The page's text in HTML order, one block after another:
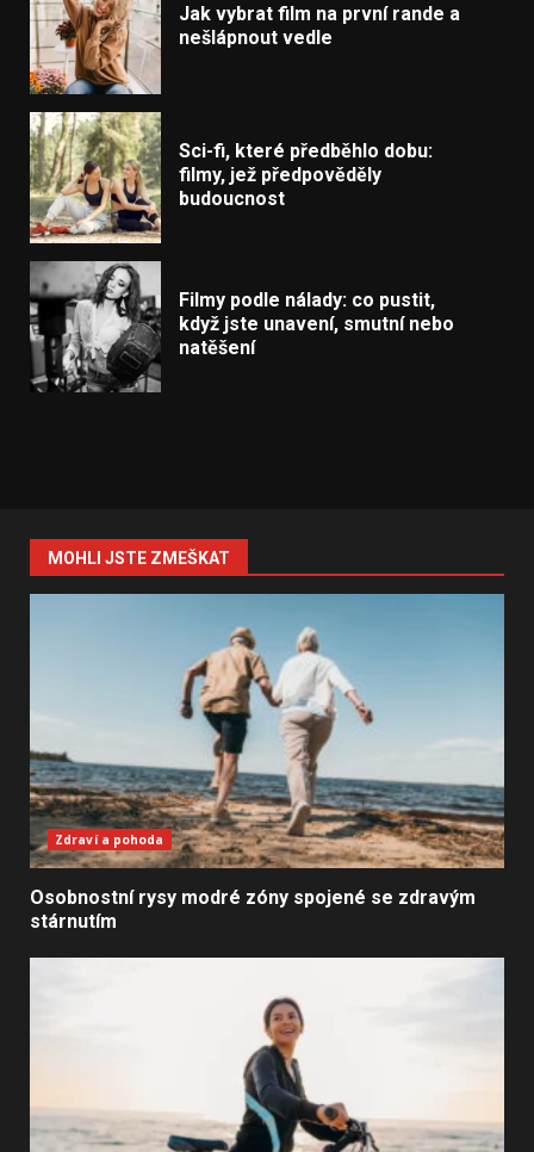
Jak vybrat film na první rande a
nešlápnout vedle
Sci-fi, které předběhlo dobu:
filmy, jež předpověděly
budoucnost
Filmy podle nálady: co pustit,
když jste unavení, smutní nebo
natěšení
MOHLI JSTE ZMEŠKAT
Zdraví a pohoda
Osobnostní rysy modré zóny spojené se zdravým
stárnutím